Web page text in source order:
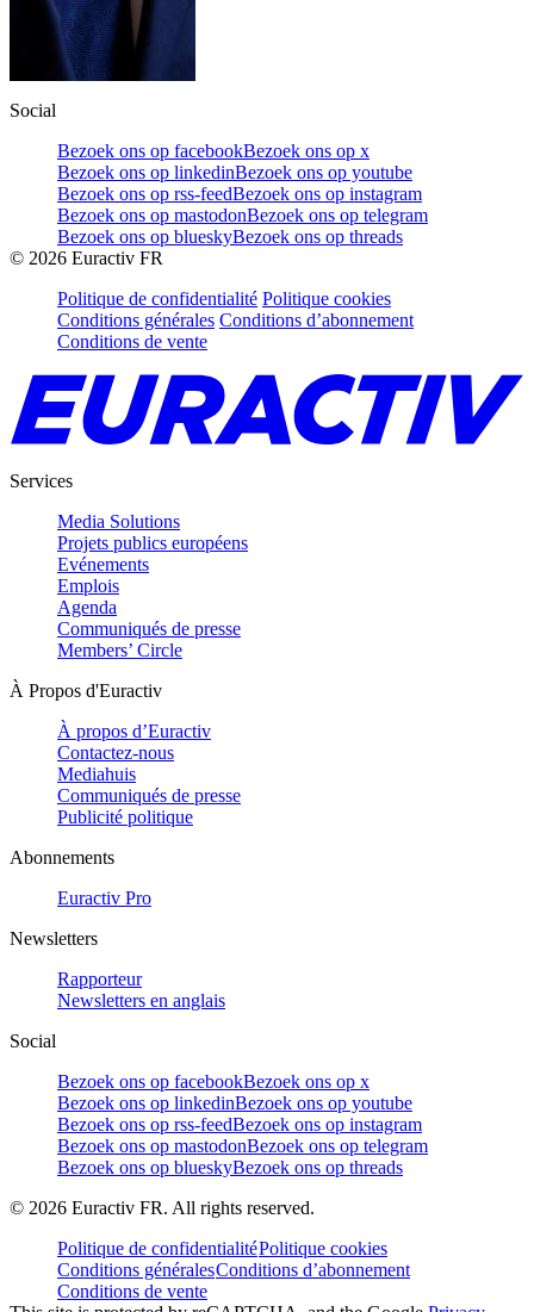
Social
Bezoek ons op facebookBezoek ons op x
Bezoek ons op linkedinBezoek ons op youtube
Bezoek ons op rss-feedBezoek ons op instagram
Bezoek ons op mastodonBezoek ons op telegram
Bezoek ons op blueskyBezoek ons op threads
© 2026 Euractiv FR
Politique de confidentialité Politique cookies
Conditions générales Conditions d’abonnement
Conditions de vente
Services
Media Solutions
Projets publics européens
Evénements
Emplois
Agenda
Communiqués de presse
Members’ Circle
À Propos d'Euractiv
À propos d’Euractiv
Contactez-nous
Mediahuis
Communiqués de presse
Publicité politique
Abonnements
Euractiv Pro
Newsletters
Rapporteur
Newsletters en anglais
Social
Bezoek ons op facebookBezoek ons op x
Bezoek ons op linkedinBezoek ons op youtube
Bezoek ons op rss-feedBezoek ons op instagram
Bezoek ons op mastodonBezoek ons op telegram
Bezoek ons op blueskyBezoek ons op threads
© 2026 Euractiv FR. All rights reserved.
Politique de confidentialitéPolitique cookies
Conditions généralesConditions d’abonnement
Conditions de vente